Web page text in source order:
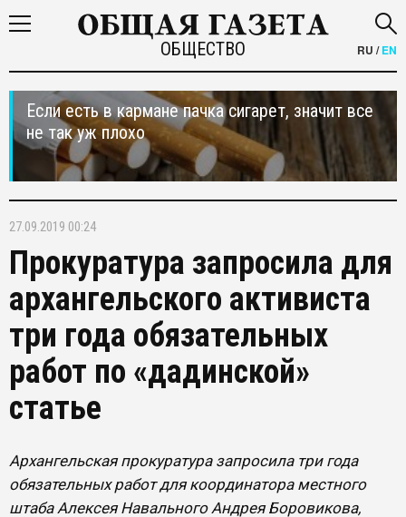
ОБЩЕСТВО RU /EN
Если есть в кармане пачка сигарет, значит все
не так уж плохо
27.09.2019 00:24
Прокуратура запросила для
архангельского активиста
три года обязательных
работ по «дадинской»
статье
Архангельская прокуратура запросила три года
обязательных работ для координатора местного
штаба Алексея Навального Андрея Боровикова,